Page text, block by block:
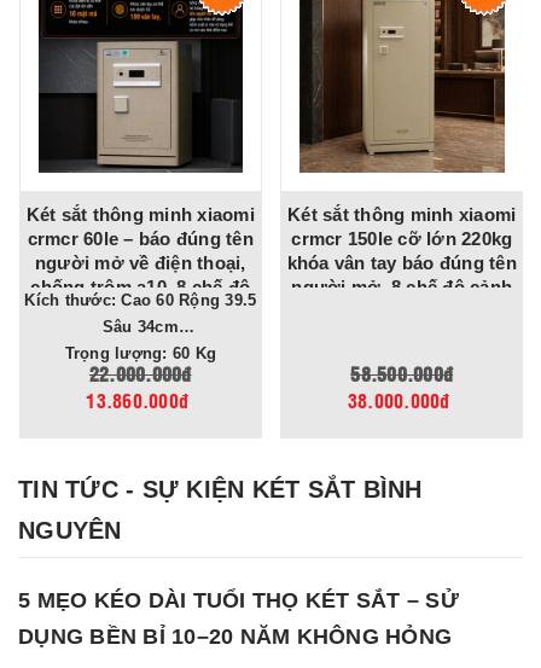
Két sắt thông minh xiaomi
crmcr 60le – báo đúng tên
người mở về điện thoại,
chống trộm a10, 8 chế độ
cảnh báo điện thoại
Kích thước: Cao 60 Rộng 39.5
Sâu 34cm
Trọng lượng: 60 Kg
22.000.000đ
13.860.000đ
Két sắt thông minh xiaomi
crmcr 150le cỡ lớn 220kg
khóa vân tay báo đúng tên
người mở, 8 chế độ cảnh
58.500.000đ
38.000.000đ
TIN TỨC - SỰ KIỆN KÉT SẮT BÌNH
NGUYÊN
5 MẸO KÉO DÀI TUỔI THỌ KÉT SẮT – SỬ
DỤNG BỀN BỈ 10–20 NĂM KHÔNG HỎNG